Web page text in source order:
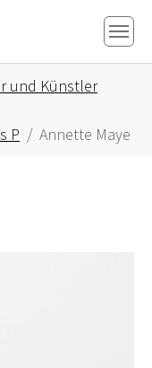
und Künstler
P Annette Maye